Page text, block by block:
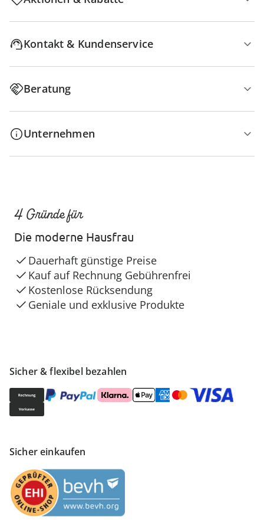
Kontakt & Kundenservice
Beratung
Unternehmen
Sicher & flexibel bezahlen
Sicher einkaufen
4 Gründe für
Die moderne Hausfrau
Dauerhaft günstige Preise
Kauf auf Rechnung Gebührenfrei
Kostenlose Rücksendung
Geniale und exklusive Produkte